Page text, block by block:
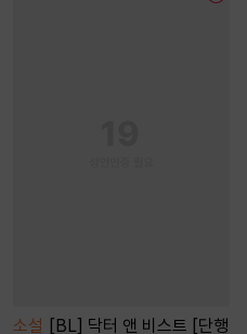
소설 [BL] 닥터 앤 비스트 [단행